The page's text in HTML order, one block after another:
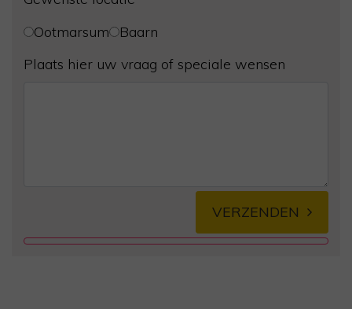
Ootmarsum
Baarn
Plaats hier uw vraag of speciale wensen
VERZENDEN